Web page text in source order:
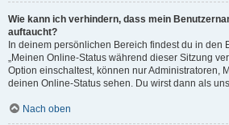
Wie kann ich verhindern, dass mein
auftaucht?
In deinem persönlichen Bereich findest du in den
„Meinen Online-Status während dieser Sitzung
Option einschaltest, können nur Administratoren,
deinen Online-Status sehen. Du wirst dann als
Nach oben